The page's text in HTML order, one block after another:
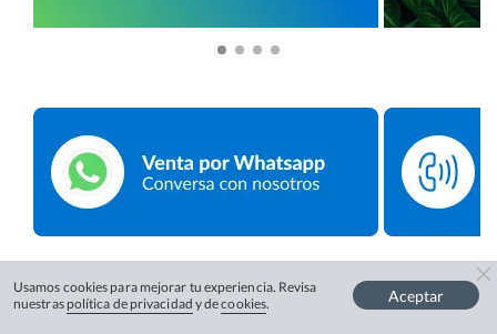
Usamos cookies para mejorar tu experiencia. Revisa
nuestras política de privacidad y decookies. Aceptar